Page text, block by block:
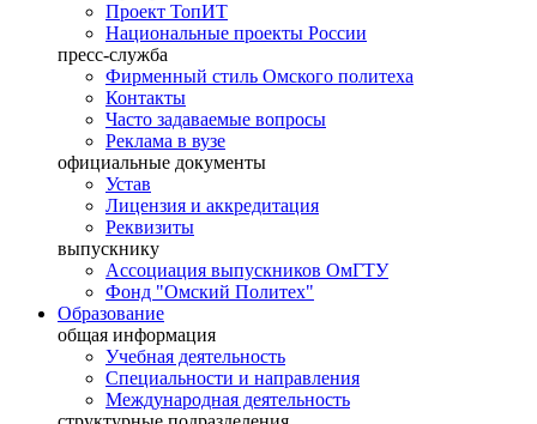
Проект ТопИТ
Национальные проекты России
пресс-служба
Фирменный стиль Омского политеха
Контакты
Часто задаваемые вопросы
Реклама в вузе
официальные документы
Устав
Лицензия и аккредитация
Реквизиты
выпускнику
Ассоциация выпускников ОмГТУ
Фонд "Омский Политех"
Образование
общая информация
Учебная деятельность
Специальности и направления
Международная деятельность